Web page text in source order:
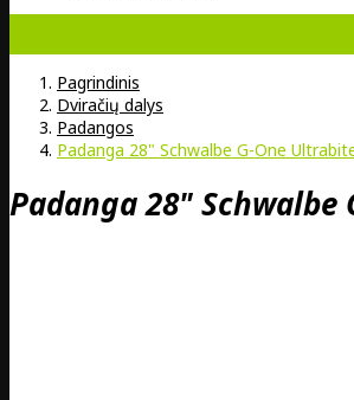
Pagrindinis
Dviračių dalys
Padangos
Padanga 28" Schwalbe G-One
Padanga 28" Schwalbe